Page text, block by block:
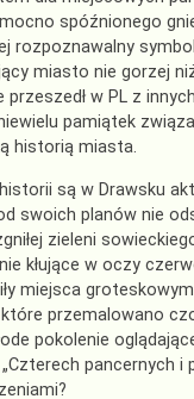
spóźnionego
rozpoznawalny
miasto nie gorzej
przeszedł w PL z
pamiątek
historią miasta.
są w Drawsku
swoich planów nie
zieleni
kłujące w oczy
miejsca
które przemalowano
pokolenie
pancernych i